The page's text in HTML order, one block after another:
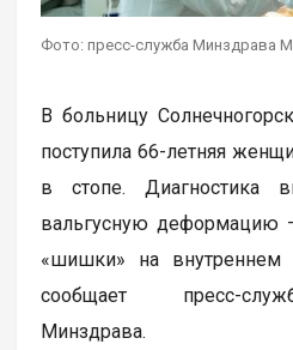
Фото: пресс-служба Минздрава
В больницу
поступила 66-летняя
в стопе. Диагностика
вальгусную деформацию
«шишки» на
сообщает пресс-
Минздрава.